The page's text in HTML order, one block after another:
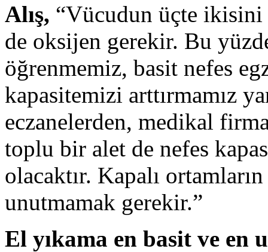
Alış, “Vücudun üçte ikisini
de oksijen gerekir. Bu
öğrenmemiz, basit nefes
kapasitemizi arttırmamız
eczanelerden, medikal
toplu bir alet de nefes
olacaktır. Kapalı ortamların
unutmamak gerekir.”
El yıkama en basit ve en